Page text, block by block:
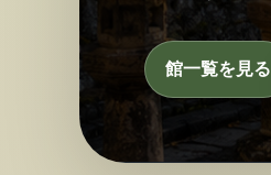
館一覧を見る